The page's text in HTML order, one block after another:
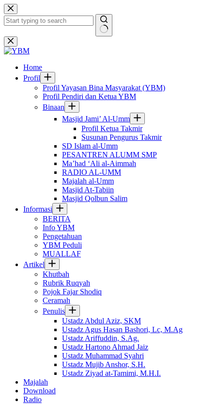
Skip
to
content
No
results
Home
Profil
Profil Yayasan Bina Masyarakat (YBM)
Profil Pendiri dan Ketua YBM
Binaan
Masjid Jami’ Al-Umm
Profil Ketua Takmir
Susunan Pengurus Takmir
SD Islam al-Umm
PESANTREN ALUMM SMP
Ma’had ‘Ali al-Aimmah
RADIO AL-UMM
Majalah al-Umm
Masjid At-Tabiin
Masjid Qolbun Salim
Informasi
BERITA
Info YBM
Pengetahuan
YBM Peduli
MUALLAF
Artikel
Khutbah
Rubrik Ruqyah
Pojok Fajar Shodiq
Ceramah
Penulis
Ustadz Abdul Aziz, SKM
Ustadz Agus Hasan Bashori, Lc, M.Ag
Ustadz Ariffuddin, S.Ag.
Ustadz Hartono Ahmad Jaiz
Ustadz Muhammad Syahri
Ustadz Mujib Anshor, S.H.
Ustadz Ziyad at-Tamimi, M.H.I.
Majalah
Download
Radio